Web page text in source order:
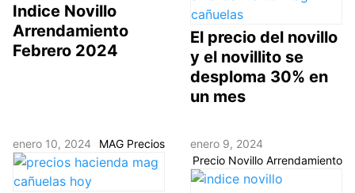
Indice Novillo
Arrendamiento
Febrero 2024
El precio del novillo
y el novillito se
desploma 30% en
un mes
enero 10, 2024 MAG Precios
enero 9, 2024
Precio Novillo Arrendamiento